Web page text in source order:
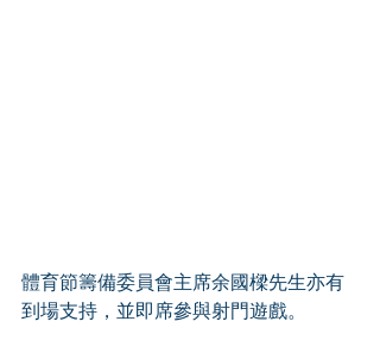
體育節籌備委員會主席余國樑先生亦有
到場支持，並即席參與射門遊戲。